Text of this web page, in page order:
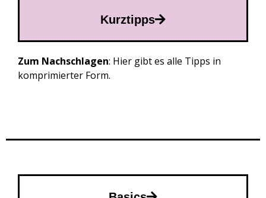
Kurztipps
Zum Nachschlagen: Hier gibt es alle Tipps in
komprimierter Form.